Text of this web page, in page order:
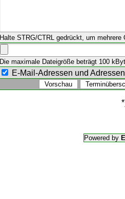
Halte STRG/CTRL gedrückt, um mehrere
Die maximale Dateigröße beträgt 100
E-Mail-Adressen und
Powered by